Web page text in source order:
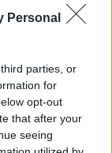
Personal
parties, or
for
opt-out
that after your
seeing